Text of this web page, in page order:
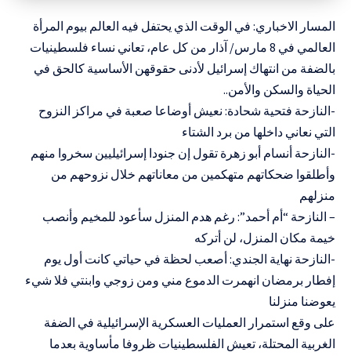
المسار الاخباري: في الوقت الذي يحتفل فيه العالم بيوم المرأة
العالمي في 8 مارس/ آذار من كل عام، تعاني نساء فلسطينيات
بالضفة من انتهاك إسرائيل لأدنى حقوقهن الأساسية كالحق في
الحياة والسكن والأمن..
-النازحة فتحية شحادة: نعيش أوضاعا صعبة في مراكز النزوح
التي نعاني داخلها من برد الشتاء
-النازحة أنسام أبو زهرة تقول إن جنودا إسرائيليين سخروا منهم
وأطلقوا ضحكاتهم متهكمين من معاناتهم خلال نزوحهم من
منزلهم
– النازحة “أم أحمد”: رغم هدم المنزل سأعود للمخيم وأنصب
خيمة مكان المنزل، لن أتركه
-النازحة نهاية الجندي: أصعب لحظة في حياتي كانت أول يوم
إفطار برمضان انهمرت الدموع مني ومن زوجي وابنتي فلا شيء
يعوضنا منزلنا
على وقع استمرار العمليات العسكرية الإسرائيلية في الضفة
الغربية المحتلة، تعيش الفلسطينيات ظروفا مأساوية بعدما